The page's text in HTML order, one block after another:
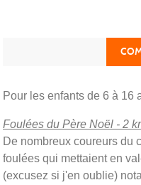
Pour les enfants de 6 à 16
Foulées du Père Noël - 2
De nombreux coureurs du
foulées qui mettaient en
(excusez si j'en oublie)